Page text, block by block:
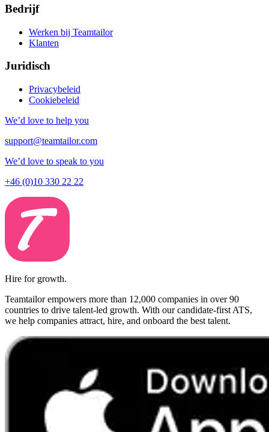
Bedrijf
Werken bij Teamtailor
Klanten
Juridisch
Privacybeleid
Cookiebeleid
We’d love to help you
support@teamtailor.com
We’d love to speak to you
+46 (0)10 330 22 22
Hire for growth.
Teamtailor empowers more than 12,000 companies in over 90
countries to drive talent-led growth. With our candidate-first ATS,
we help companies attract, hire, and onboard the best talent.